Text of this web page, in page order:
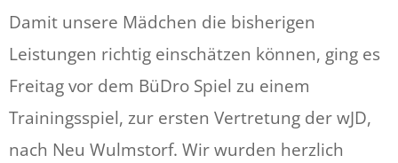
Damit unsere Mädchen die bisherigen
Leistungen richtig einschätzen können, ging es
Freitag vor dem BüDro Spiel zu einem
Trainingsspiel, zur ersten Vertretung der wJD,
nach Neu Wulmstorf. Wir wurden herzlich